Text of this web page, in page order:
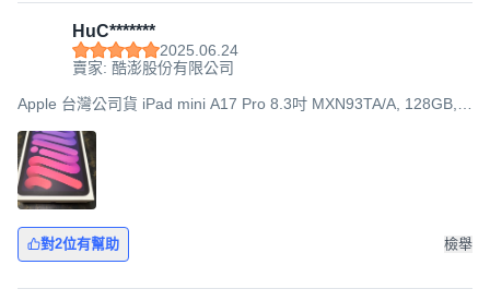
HuC*******
2025.06.24
賣家: 酷澎股份有限公司
Apple 台灣公司貨 iPad mini A17 Pro 8.3吋 MXN93TA/A, 128GB,
對2位有幫助 檢舉